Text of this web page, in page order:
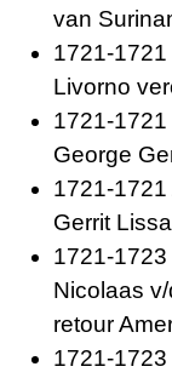
van
1721-
Livorno
1721-
George
1721-
Gerrit
1721-
Nicolaas
retour
1721-